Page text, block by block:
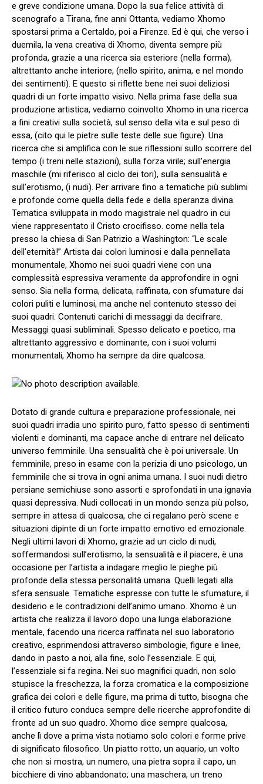
e greve condizione umana. Dopo la sua felice attività di
scenografo a Tirana, fine anni Ottanta, vediamo Xhomo
spostarsi prima a Certaldo, poi a Firenze. Ed è qui, che verso i
duemila, la vena creativa di Xhomo, diventa sempre più
profonda, grazie a una ricerca sia esteriore (nella forma),
altrettanto anche interiore, (nello spirito, anima, e nel mondo
dei sentimenti). E questo si riflette bene nei suoi deliziosi
quadri di un forte impatto visivo. Nella prima fase della sua
produzione artistica, vediamo coinvolto Xhomo in una ricerca
a fini creativi sulla società, sul senso della vita e sul peso di
essa, (cito qui le pietre sulle teste delle sue figure). Una
ricerca che si amplifica con le sue riflessioni sullo scorrere del
tempo (i treni nelle stazioni), sulla forza virile; sull’energia
maschile (mi riferisco al ciclo dei tori), sulla sensualità e
sull’erotismo, (i nudi). Per arrivare fino a tematiche più sublimi
e profonde come quella della fede e della speranza divina.
Tematica sviluppata in modo magistrale nel quadro in cui
viene rappresentato il Cristo crocifisso. come nella tela
presso la chiesa di San Patrizio a Washington: “Le scale
dell’eternità!” Artista dai colori luminosi e dalla pennellata
monumentale, Xhomo nei suoi quadri viene con una
complessità espressiva veramente da approfondire in ogni
senso. Sia nella forma, delicata, raffinata, con sfumature dai
colori puliti e luminosi, ma anche nel contenuto stesso dei
suoi quadri. Contenuti carichi di messaggi da decifrare.
Messaggi quasi subliminali. Spesso delicato e poetico, ma
altrettanto aggressivo e dominante, con i suoi volumi
monumentali, Xhomo ha sempre da dire qualcosa.
Dotato di grande cultura e preparazione professionale, nei
suoi quadri irradia uno spirito puro, fatto spesso di sentimenti
violenti e dominanti, ma capace anche di entrare nel delicato
universo femminile. Una sensualità che è poi universale. Un
femminile, preso in esame con la perizia di uno psicologo, un
femminile che si trova in ogni anima umana. I suoi nudi dietro
persiane semichiuse sono assorti e sprofondati in una ignavia
quasi depressiva. Nudi collocati in un mondo senza più polso,
sempre in attesa di qualcosa, che ci regalano però scene e
situazioni dipinte di un forte impatto emotivo ed emozionale.
Negli ultimi lavori di Xhomo, grazie ad un ciclo di nudi,
soffermandosi sull’erotismo, la sensualità e il piacere, è una
occasione per l’artista a indagare meglio le pieghe più
profonde della stessa personalità umana. Quelli legati alla
sfera sensuale. Tematiche espresse con tutte le sfumature, il
desiderio e le contradizioni dell’animo umano. Xhomo è un
artista che realizza il lavoro dopo una lunga elaborazione
mentale, facendo una ricerca raffinata nel suo laboratorio
creativo, esprimendosi attraverso simbologie, figure e linee,
dando in pasto a noi, alla fine, solo l’essenziale. E qui,
l’essenziale si fa regina. Nei suo magnifici quadri, non solo
stupisce la freschezza, la forza cromatica e la composizione
grafica dei colori e delle figure, ma prima di tutto, bisogna che
il critico futuro conduca sempre delle ricerche approfondite di
fronte ad un suo quadro. Xhomo dice sempre qualcosa,
anche lì dove a prima vista notiamo solo colori e forme prive
di significato filosofico. Un piatto rotto, un aquario, un volto
che non si mostra, un numero, una pietra sopra il capo, un
bicchiere di vino abbandonato; una maschera, un treno